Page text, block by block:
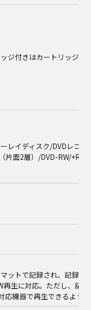
ジ付きはカートリッジか
レイディスク/DVDレコ
片面2層）/DVD-RW/+R/
ットで記録され、記録終
再生に対応。ただし、記
応機器で再生できるよう